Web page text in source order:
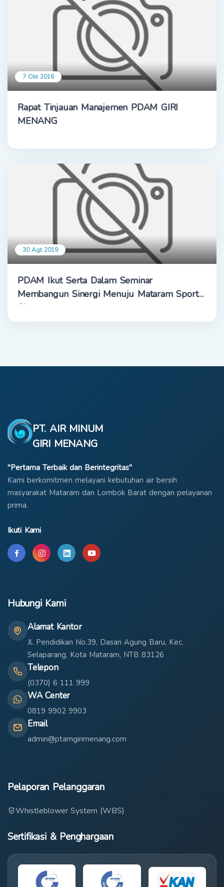
7 Okt 2016
Rapat Tinjauan Manajemen PDAM GIRI
MENANG
30 Agt 2019
PDAM Ikut Serta Dalam Seminar
Membangun Sinergi Menuju Mataram Sport
City
PT. AIR MINUM
GIRI MENANG
"Pertama Terbaik dan Berintegritas"
Kami berkomitmen melayani kebutuhan air bersih
masyarakat Mataram dan Lombok Barat dengan pelayanan
prima.
Ikuti Kami
Hubungi Kami
Alamat Kantor
Jl. Pendidikan No.39, Dasan Agung Baru, Kec.
Selaparang, Kota Mataram, NTB 83126
Telepon
(0370) 6 111 999
WA Center
0819 9902 9903
Email
admin@ptamgirimenang.com
Pelaporan Pelanggaran
Whistleblower System (WBS)
Sertifikasi & Penghargaan